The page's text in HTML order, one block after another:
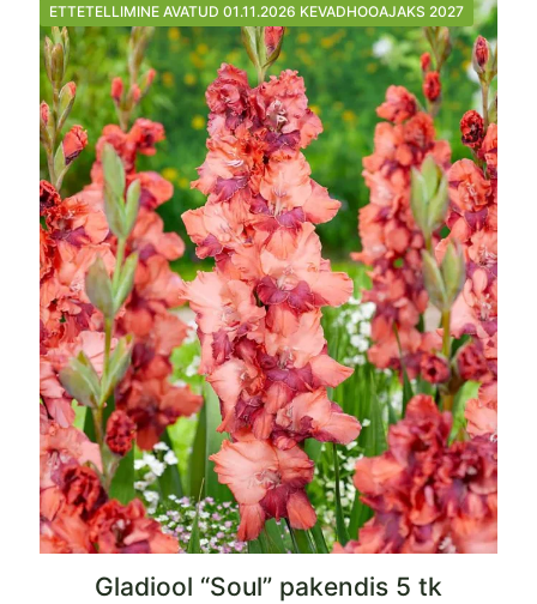
ETTETELLIMINE AVATUD 01.11.2026 KEVADHOOAJAKS 2027
Gladiool “Soul” pakendis 5 tk